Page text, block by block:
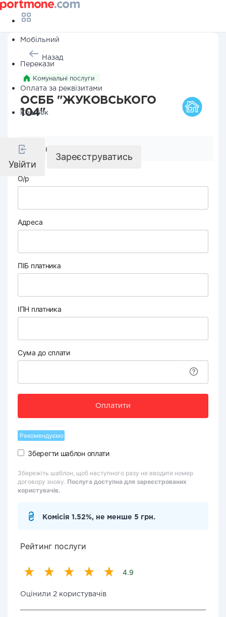
Мобільний
Перекази
Оплата за реквізитами
Кешбек
Увійти
Зареєструватись
Назад
Комунальні послуги
ОСББ "ЖУКОВСЬКОГО
104"
Реквізити компанії
О/р
Адреса
ПІБ платника
ІПН платника
Сума до сплати
Оплатити
Рекомендуємо
Зберегти шаблон оплати
Збережіть шаблон, щоб наступного разу не вводити номер
договору знову. Послуга доступна для зареєстрованих
користувачів.
Комісія 1.52%, не менше 5 грн.
Рейтинг послуги
4.9
Оцінили 2 користувачів